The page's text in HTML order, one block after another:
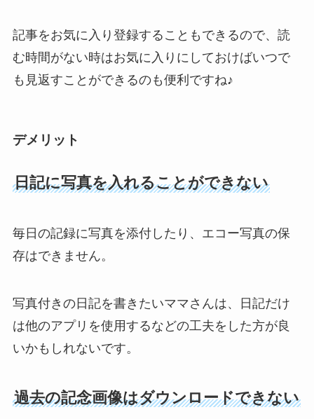
記事をお気に入り登録することもできるので、読
む時間がない時はお気に入りにしておけばいつで
も見返すことができるのも便利ですね♪
デメリット
日記に写真を入れることができない
毎日の記録に写真を添付したり、エコー写真の保
存はできません。
写真付きの日記を書きたいママさんは、日記だけ
は他のアプリを使用するなどの工夫をした方が良
いかもしれないです。
過去の記念画像はダウンロードできない